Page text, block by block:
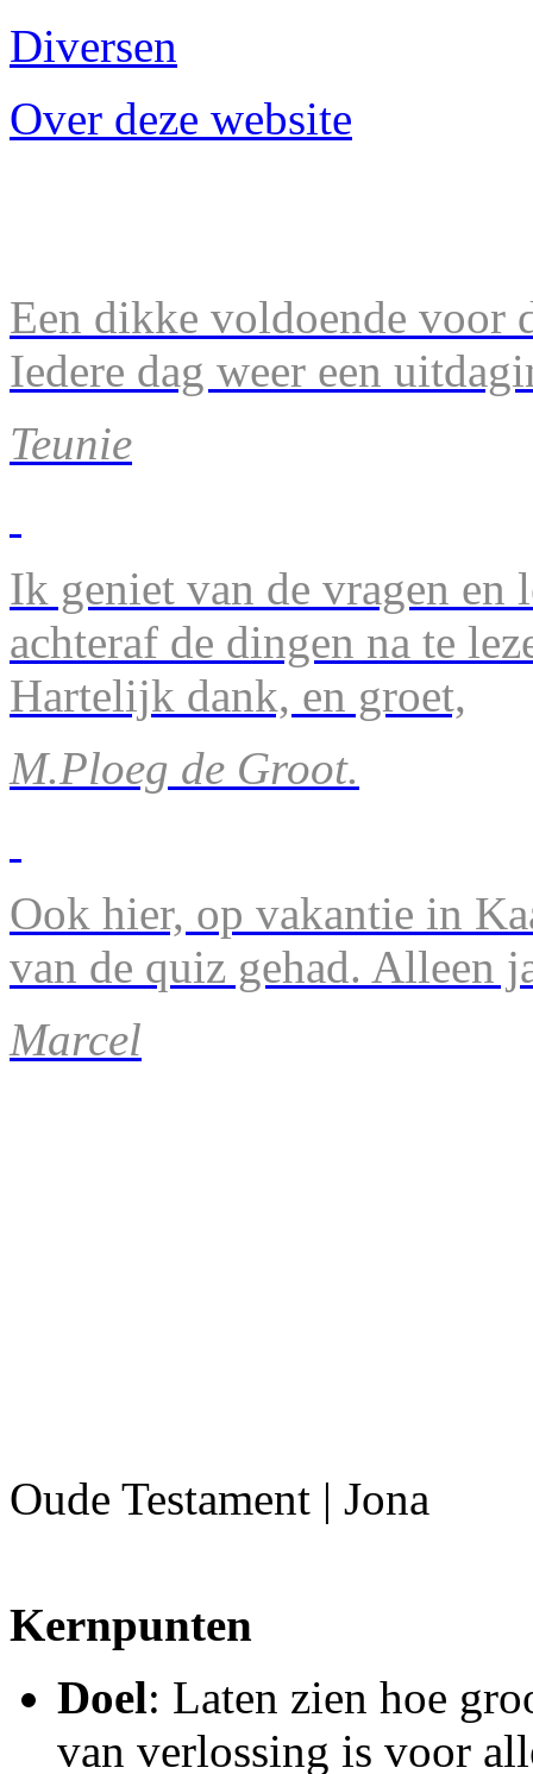
Diversen
Over deze website
Een dikke voldoende voor
Iedere dag weer een
Teunie
Ik geniet van de vragen en
achteraf de dingen na te
Hartelijk dank, en groet,
M.Ploeg de Groot.
Ook hier, op vakantie in
van de quiz gehad. Alleen
Marcel
Oude Testament | Jona
Kernpunten
Doel: Laten zien hoe
van verlossing is voor